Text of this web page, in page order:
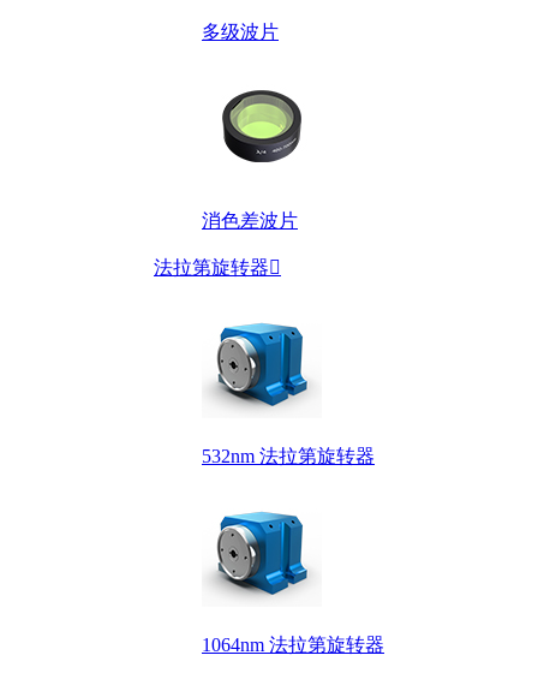
多级波片
消色差波片
法拉第旋转器
532nm 法拉第旋转器
1064nm 法拉第旋转器